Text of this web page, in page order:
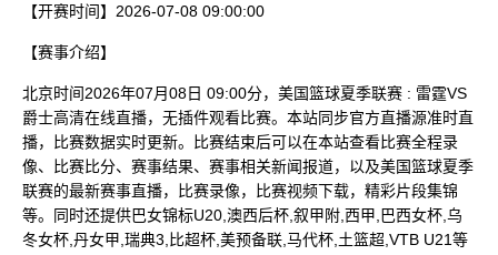
【开赛时间】 2026-07-08 09:00:00
【赛事介绍】
北京时间2026年07月08日 09:00分，美国篮球夏季联赛 : 雷霆VS
爵士高清在线直播，无插件观看比赛。本站同步官方直播源准时直
播，比赛数据实时更新。比赛结束后可以在本站查看比赛全程录
像、比赛比分、赛事结果、赛事相关新闻报道，以及美国篮球夏季
联赛的最新赛事直播，比赛录像，比赛视频下载，精彩片段集锦
等。同时还提供巴女锦标U20,澳西后杯,叙甲附,西甲,巴西女杯,乌
冬女杯,丹女甲,瑞典3,比超杯,美预备联,马代杯,土篮超,VTB U21等